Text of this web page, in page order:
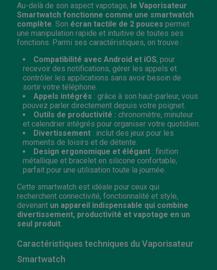
Au-delà de son aspect vapotage, le Vaporisateur
Smartwatch fonctionne comme une smartwatch
complète . Son écran tactile de 2 pouces permet
une manipulation rapide et intuitive de toutes ses
fonctions. Parmi ses caractéristiques, on trouve :
Compatibilité avec Android et iOS, pour
recevoir des notifications, gérer les appels et
contrôler les applications sans avoir besoin de
sortir votre téléphone.
Appels intégrés : grâce à son haut-parleur, vous
pouvez parler directement depuis votre poignet.
Outils de productivité : chronomètre, minuteur
et calendrier intégrés pour organiser votre quotidien.
Divertissement : inclut des jeux pour les
moments de loisirs et de détente.
Design ergonomique et élégant : finition
métallique et bracelet en silicone confortable,
parfait pour une utilisation toute la journée.
Cette smartwatch est idéale pour ceux qui
recherchent connectivité, fonctionnalité et style,
devenant un appareil indispensable qui combine
divertissement, productivité et vapotage en un
seul produit
Caractéristiques techniques du Vaporisateur
Smartwatch